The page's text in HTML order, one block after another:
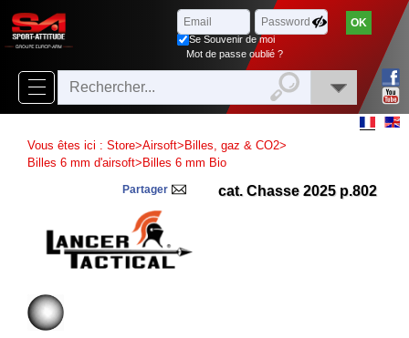
Parcourir
Nouveautés
Packs
‣
Paintball
xFermer
Se Souvenir de moi
Mot de passe oublié ?
Vous êtes ici : Store>Airsoft> Billes, gaz & CO2>
Billes 6 mm d'airsoft> Billes 6 mm Bio
cat. Chasse 2025 p.802
Partager